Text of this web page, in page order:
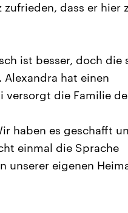
dass er hier
ist besser, doch die
hat einen
die Familie
haben es geschafft
einmal die Sprache
eigenen